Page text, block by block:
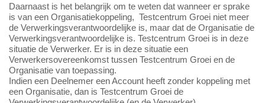
Daarnaast is het belangrijk om te weten dat wanneer er sprake
is van een Organisatiekoppeling, Testcentrum Groei niet meer
de Verwerkingsverantwoordelijke is, maar dat de Organisatie de
Verwerkingsverantwoordelijke is. Testcentrum Groei is in deze
situatie de Verwerker. Er is in deze situatie een
Verwerkersovereenkomst tussen Testcentrum Groei en de
Organisatie van toepassing.
Indien een Deelnemer een Account heeft zonder koppeling met
een Organisatie, dan is Testcentrum Groei de